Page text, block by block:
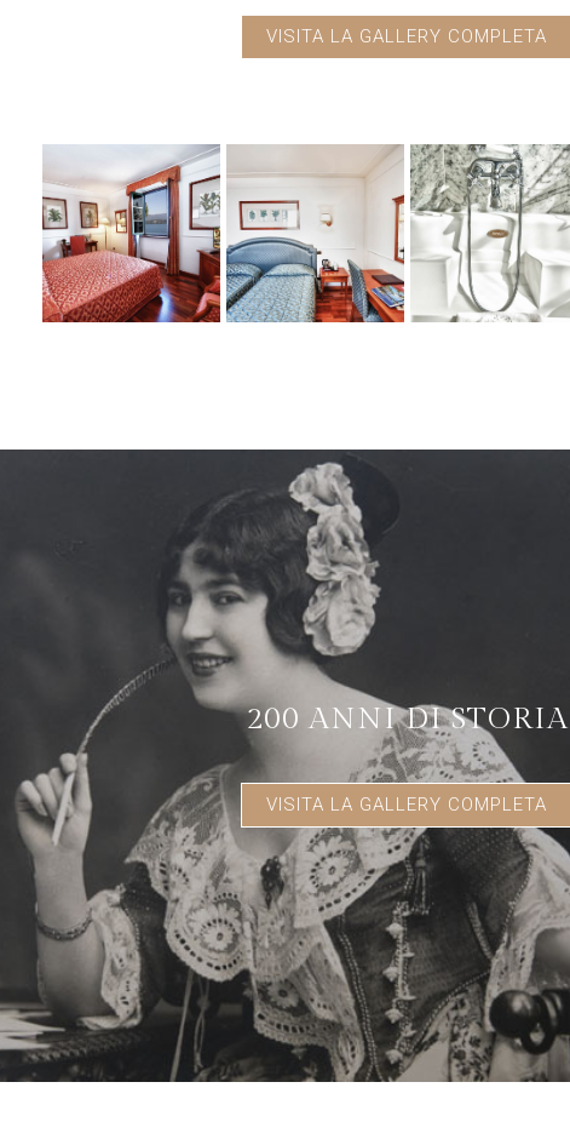
VISITA LA GALLERY COMPLETA
200 ANNI DI STORIA
VISITA LA GALLERY COMPLETA